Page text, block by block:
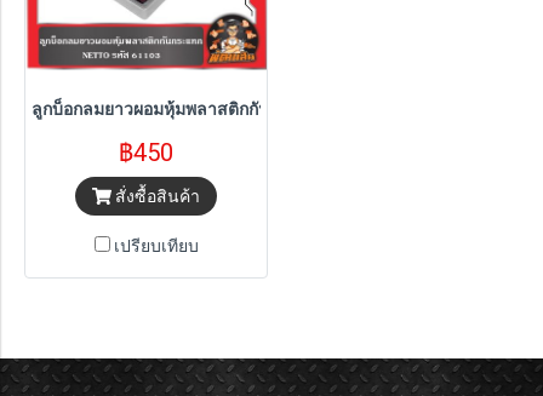
ลูกบ็อกลมยาวผอมหุ้มพลาสติกกันกระแทก NETTO
฿450
สั่งซื้อสินค้า
เปรียบเทียบ